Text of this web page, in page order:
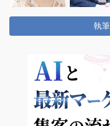
執